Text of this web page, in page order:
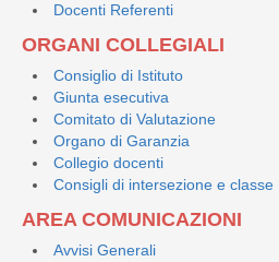
Docenti Referenti
ORGANI COLLEGIALI
Consiglio di Istituto
Giunta esecutiva
Comitato di Valutazione
Organo di Garanzia
Collegio docenti
Consigli di intersezione e classe
AREA COMUNICAZIONI
Avvisi Generali